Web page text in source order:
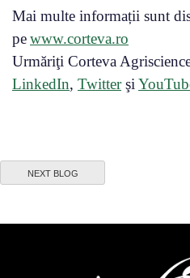
Mai multe informații sunt
pewww.corteva.ro
Urmăriţi Corteva
LinkedIn, Twitterşi
NEXT BLOG